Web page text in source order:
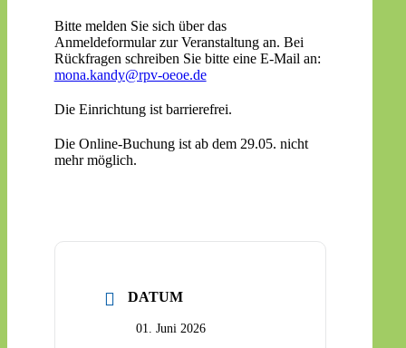
Bitte melden Sie sich über das
Anmeldeformular zur Veranstaltung an. Bei
Rückfragen schreiben Sie bitte eine E-Mail an:
mona.kandy@rpv-oeoe.de
Die Einrichtung ist barrierefrei.
Die Online-Buchung ist ab dem 29.05. nicht
mehr möglich.
DATUM
01. Juni 2026